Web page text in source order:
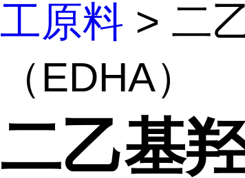
工原料 > 二
（EDHA）
二乙基